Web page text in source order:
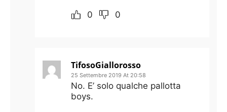
0 0
TifosoGiallorosso
25 Settembre 2019 At 20:58
No. E’ solo qualche pallotta
boys.